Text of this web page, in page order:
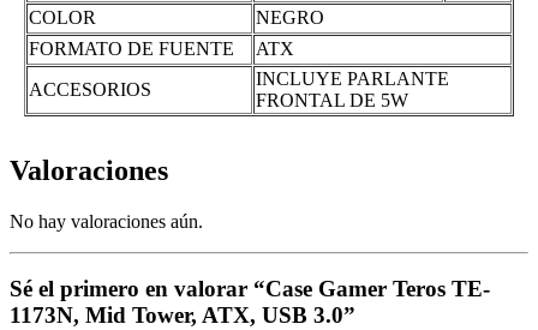
COLOR
NEGRO
FORMATO DE FUENTE
ATX
ACCESORIOS
INCLUYE PARLANTE
FRONTAL DE 5W
Valoraciones
No hay valoraciones aún.
Sé el primero en valorar “Case Gamer Teros TE-
1173N, Mid Tower, ATX, USB 3.0”